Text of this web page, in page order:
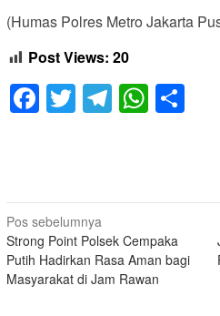
(Humas Polres Metro Jakarta
Post Views: 20
Facebook
Twitter
Telegram
Navigasi
pos
Pos sebelumnya
Strong Point Polsek Cempaka
Putih Hadirkan Rasa Aman bagi
Masyarakat di Jam Rawan